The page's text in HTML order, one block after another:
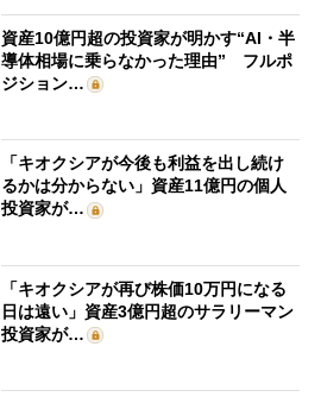
資産10億円超の投資家が明かす“AI・半
導体相場に乗らなかった理由” フルポ
ジション…
「キオクシアが今後も利益を出し続け
るかは分からない」資産11億円の個人
投資家が…
「キオクシアが再び株価10万円になる
日は遠い」資産3億円超のサラリーマン
投資家が…